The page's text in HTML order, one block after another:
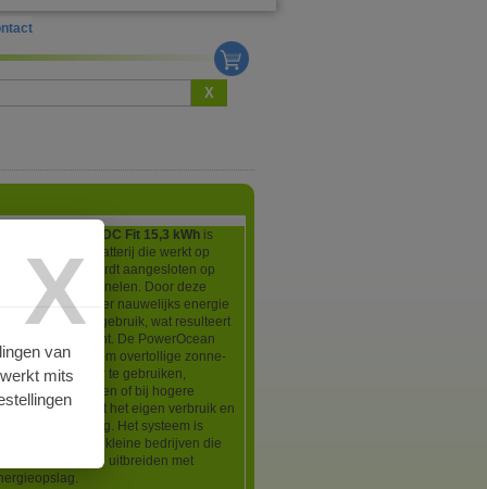
X
X
van
mits
PowerOcean DC Fit 15,3 kWh is
thuisbatterij die werkt op
rechtstreeks wordt aangesloten op
van zonnepanelen. Door deze
koppeling gaat er nauwelijks energie
opslag en gebruik, wat resulteert
hoog rendement. De PowerOcean
het mogelijk om overtollige zonne-
te slaan en later te gebruiken,
in de avonduren of bij hogere
Dit vergroot het eigen verbruik en
energierekening. Het systeem is
woningen en kleine bedrijven die
installatie willen uitbreiden met